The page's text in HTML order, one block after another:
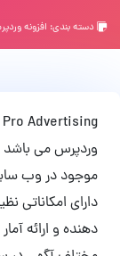
دسته بندی: افزونه
وردپرس می باشد
موجود در وب
دارای امکاناتی
دهنده و ارائه